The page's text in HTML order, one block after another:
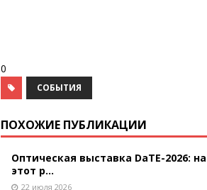
0
СОБЫТИЯ
ПОХОЖИЕ ПУБЛИКАЦИИ
Оптическая выставка DaTE-2026: на
этот р...
22 июля 2026